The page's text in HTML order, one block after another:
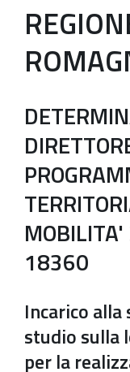
18360
Incarico alla
studio sulla
per la